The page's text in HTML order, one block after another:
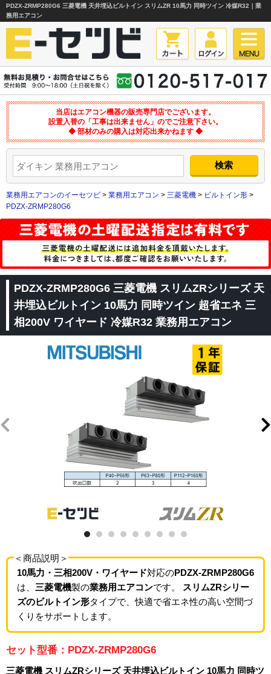
PDZX-ZRMP280G6 三菱電機 天井埋込ビルトイン スリムZR 10馬力 同時ツイン 冷媒R32｜業
務用エアコン
当店はエアコン機器の販売専門店でございます。
設置入替の「工事は出来ません」のでご注意下さい。
◆ 部材のみの購入は対応出来かねます ◆
業務用エアコンのイーセツビ > 業務用エアコン > 三菱電機 > ビルトイン形 >
PDZX-ZRMP280G6
PDZX-ZRMP280G6 三菱電機 スリムZRシリーズ 天
井埋込ビルトイン 10馬力 同時ツイン 超省エネ 三
相200V ワイヤード 冷媒R32 業務用エアコン
＜商品説明＞
10馬力・三相200V・ワイヤード対応のPDZX-ZRMP280G6
は、 三菱電機製の業務用エアコンです。
スリムZRシリー
ズのビルトイン形タイプで、快適で省エネ性の高い空間づ
くりをサポートします。
セット型番：PDZX-ZRMP280G6
三菱電機 スリムZRシリーズ 天井埋込ビルトイン 10馬力 同時ツ